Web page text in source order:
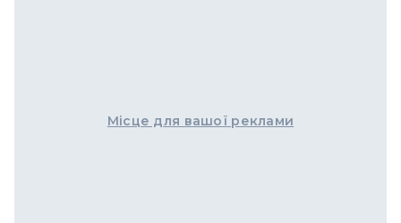
Місце для вашої реклами